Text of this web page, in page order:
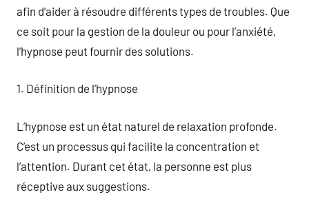
afin d’aider à résoudre différents types de troubles. Que
ce soit pour la gestion de la douleur ou pour l’anxiété,
l’hypnose peut fournir des solutions.
1. Définition de l’hypnose
L’hypnose est un état naturel de relaxation profonde.
C’est un processus qui facilite la concentration et
l’attention. Durant cet état, la personne est plus
réceptive aux suggestions.